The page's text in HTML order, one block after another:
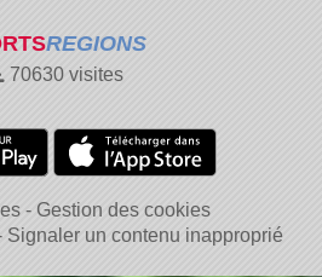
REGIONS
70630visites
Gestion des cookies
Signaler un contenu inapproprié